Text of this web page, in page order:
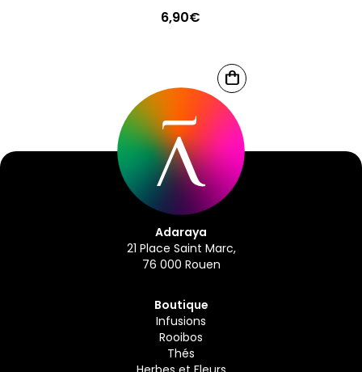
6,90€
produit
plusieurs
variations.
Les
options
peuvent
être
Adaraya
21 Place Saint Marc,
76 000 Rouen
Boutique
Infusions
Rooibos
Thés